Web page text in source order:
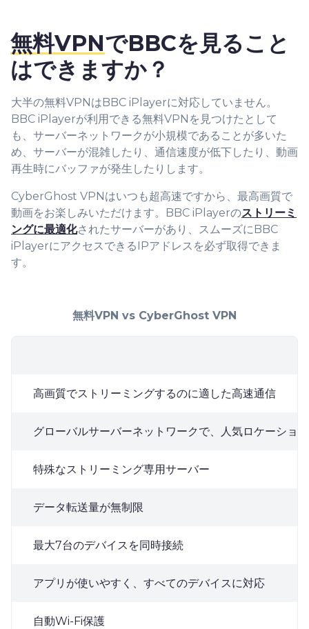
無料VPNでBBCを見ること
はできますか？
大半の無料VPNはBBC iPlayerに対応していません。
BBC iPlayerが利用できる無料VPNを見つけたとして
も、サーバーネットワークが小規模であることが多いた
め、サーバーが混雑したり、通信速度が低下したり、動画
再生時にバッファが発生したりします。
CyberGhost VPNはいつも超高速ですから、最高画質で
動画をお楽しみいただけます。BBC iPlayerのストリーミ
ングに最適化されたサーバーがあり、スムーズにBBC
iPlayerにアクセスできるIPアドレスを必ず取得できま
す。
無料VPN vs CyberGhost VPN
高画質でストリーミングするのに適した高速通信
グローバルサーバーネットワークで、人気ロケーショ
特殊なストリーミング専用サーバー
データ転送量が無制限
最大7台のデバイスを同時接続
アプリが使いやすく、すべてのデバイスに対応
自動Wi-Fi保護